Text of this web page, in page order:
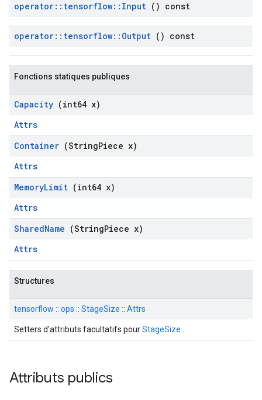
operator:: tensorflow:: Input () const
operator:: tensorflow:: Output () const
Fonctions statiques publiques
Capacity (int64 x)
Attrs
Container (StringPiece x)
Attrs
MemoryLimit (int64 x)
Attrs
SharedName (StringPiece x)
Attrs
Structures
tensorflow :: ops :: StageSize :: Attrs
Setters d'attributs facultatifs pourStageSize
Attributs publics